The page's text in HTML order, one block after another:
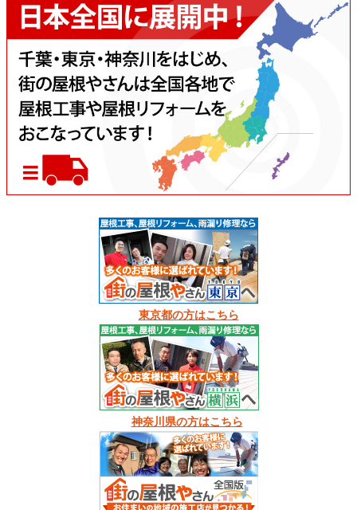
東京都の方はこちら
神奈川県の方はこちら